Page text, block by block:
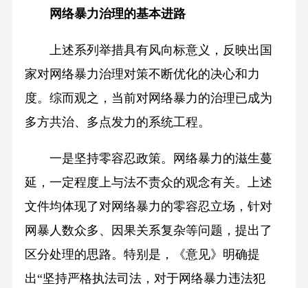
网络暴力治理的基本进路
上述系列举措具有风向标意义，反映出国
家对网络暴力治理对策不断优化的决心和力
度。综而观之，当前对网络暴力的治理已成为
多方共治、多点发力的系统工程。
一是坚持零容忍政策。网络暴力的滋生蔓
延，一定程度上与法不责众的观念有关。上述
文件均体现了对网络暴力的零容忍立场，针对
网暴人数众多、因果关系复杂等问题，提出了
区分处理的思路。特别是，《意见》明确提
出“坚持严格执法司法，对于网络暴力违法犯